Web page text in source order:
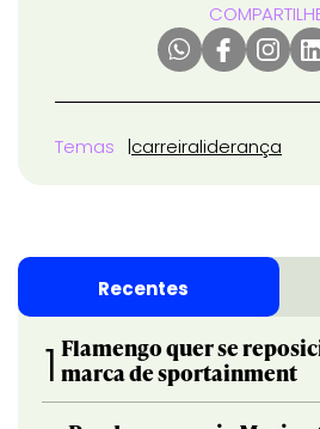
Temas carreiraliderança
Recentes
1 Flamengo quer se
marca de sportainment